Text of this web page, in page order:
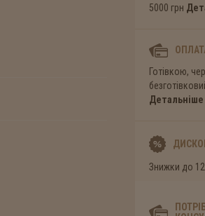
5000 грн
Готівкою,
Детальніше
Знижки до